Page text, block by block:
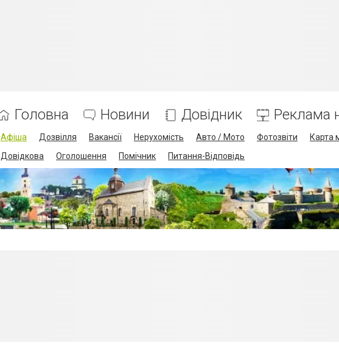
Головна Новини Довідник Реклама
Афіша Дозвілля Вакансії Нерухомість Авто / Мото Фотозвіти
Карта
Довідкова
Оголошення Помічник Питання-Відповідь